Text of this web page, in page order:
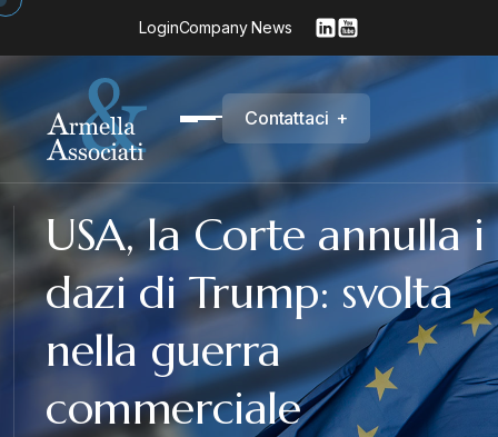
LoginCompany News
Contattaci +
USA, la Corte annulla i
dazi di Trump: svolta
nella guerra
commerciale